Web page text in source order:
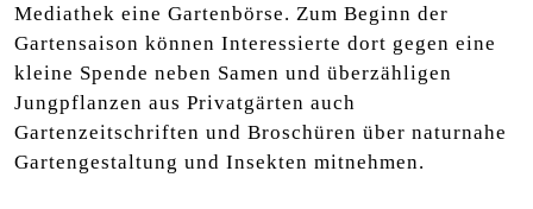
Mediathek eine Gartenbörse. Zum Beginn der
Gartensaison können Interessierte dort gegen eine
kleine Spende neben Samen und überzähligen
Jungpflanzen aus Privatgärten auch
Gartenzeitschriften und Broschüren über naturnahe
Gartengestaltung und Insekten mitnehmen.